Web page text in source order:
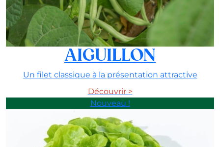
AIGUILLON
Un filet classique à la présentation attractive
Découvrir >
Nouveau !